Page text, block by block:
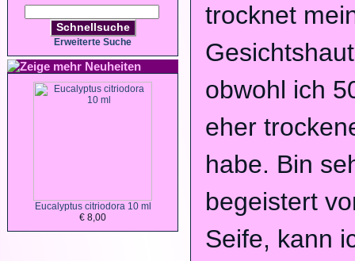
Schnellsuche
Erweiterte Suche
Neuheiten
Eucalyptus citriodora 10 ml
€ 8,00
trocknet
obwohl ich
eher
habe. Bin
begeistert
Seife, kann